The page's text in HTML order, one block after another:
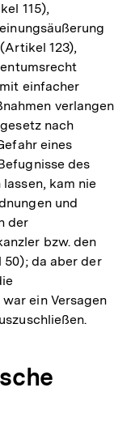
115),
123),
einfacher
verlangen
nach
eines
des
kam nie
und
der
bzw. den
da aber der
ein Versagen